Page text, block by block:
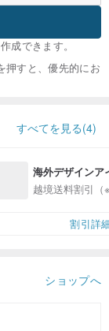
成できます。
押すと、優先的にお
すべてを見る(4)
海外デザインア
入
越境送料割引（
割引詳
ショップへ